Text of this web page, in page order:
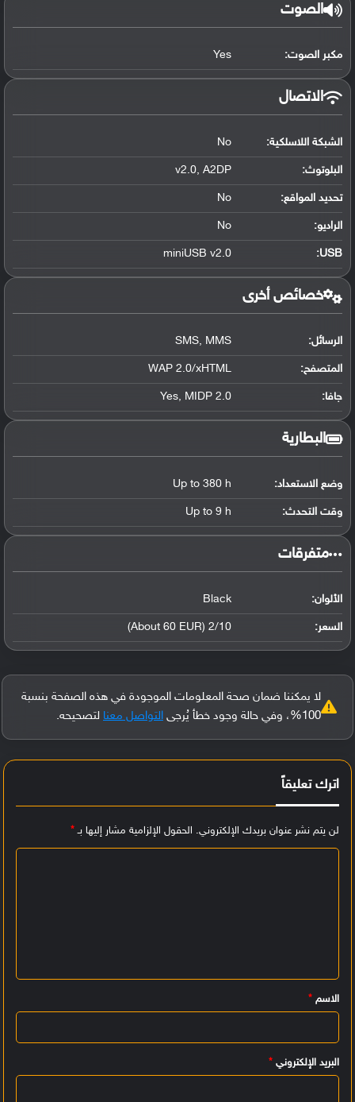
الصوت
مكبر الصوت: Yes
الاتصال
الشبكة اللاسلكية: No
البلوتوث:
v2.0, A2DP
تحديد المواقع:
No
الراديو: No
USB
:
miniUSB v2.0
خصائص أخرى
الرسائل: SMS, MMS
المتصفح: WAP 2.0/xHTML
جافا: Yes, MIDP 2.0
البطارية
وضع الاستعداد: Up to 380 h
وقت التحدث: Up to 9 h
‏متفرقات‏
الألوان: Black
السعر: 2/10 (About 60 EUR)
لا يمكننا ضمان صحة المعلومات الموجودة في هذه الصفحة بنسبة
100%، وفي حالة وجود خطأ يُرجى
التواصل معنا لتصحيحه.
اترك تعليقاً
لن يتم نشر عنوان بريدك الإلكتروني. الحقول الإلزامية مشار إليها بـ*
ي
ق
الاسم *
البريد الإلكتروني *